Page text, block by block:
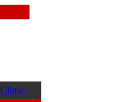
Clima